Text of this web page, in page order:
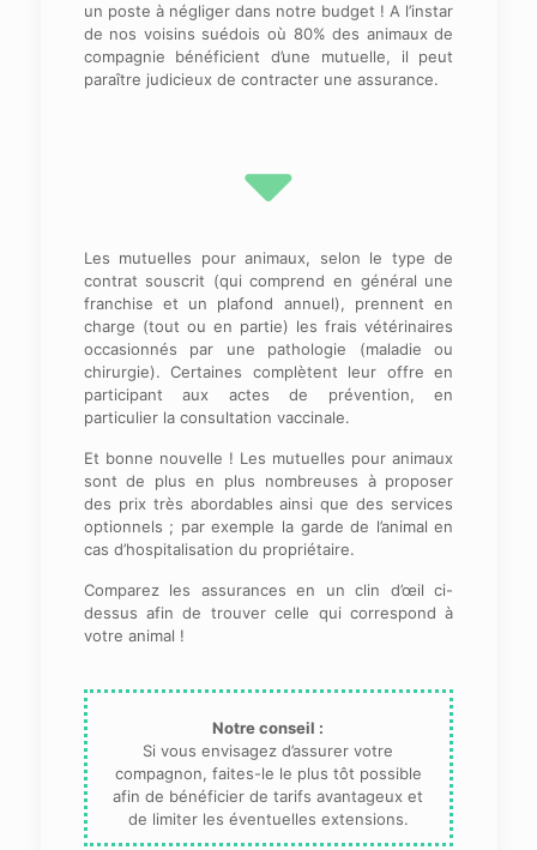
un poste à négliger dans notre budget ! A l’instar
de nos voisins suédois où 80% des animaux de
compagnie bénéficient d’une mutuelle, il peut
paraître judicieux de contracter une assurance.
Les mutuelles pour animaux, selon le type de
contrat souscrit (qui comprend en général une
franchise et un plafond annuel), prennent en
charge (tout ou en partie) les frais vétérinaires
occasionnés par une pathologie (maladie ou
chirurgie). Certaines complètent leur offre en
participant aux actes de prévention, en
particulier la consultation vaccinale.
Et bonne nouvelle ! Les mutuelles pour animaux
sont de plus en plus nombreuses à proposer
des prix très abordables ainsi que des services
optionnels ; par exemple la garde de l’animal en
cas d’hospitalisation du propriétaire.
Comparez les assurances en un clin d’œil ci-
dessus afin de trouver celle qui correspond à
votre animal !
Notre conseil :
Si vous envisagez d’assurer votre
compagnon, faites-le le plus tôt possible
afin de bénéficier de tarifs avantageux et
de limiter les éventuelles extensions.